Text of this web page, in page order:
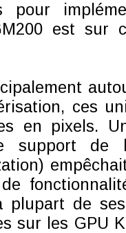
est sur
ces
en pixels.
support de
plupart de
sur les GPU